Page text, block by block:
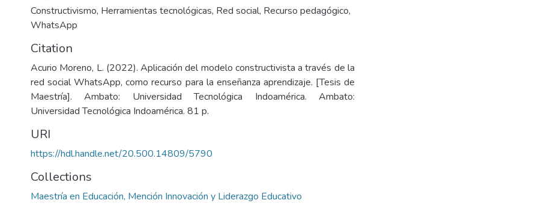
Constructivismo, Herramientas tecnológicas, Red social, Recurso pedagógico,
WhatsApp
Citation
Acurio Moreno, L. (2022). Aplicación del modelo constructivista a través de la
red social WhatsApp, como recurso para la enseñanza aprendizaje. [Tesis de
Maestría]. Ambato: Universidad Tecnológica Indoamérica. Ambato:
Universidad Tecnológica Indoamérica. 81 p.
URI
https://hdl.handle.net/20.500.14809/5790
Collections
Maestría en Educación, Mención Innovación y Liderazgo Educativo